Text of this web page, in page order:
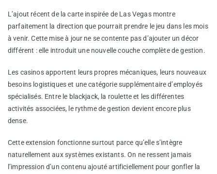
L’ajout récent de la carte inspirée de Las Vegas montre
parfaitement la direction que pourrait prendre le jeu dans les mois
à venir. Cette mise à jour ne se contente pas d’ajouter un décor
différent : elle introduit une nouvelle couche complète de gestion.
Les casinos apportent leurs propres mécaniques, leurs nouveaux
besoins logistiques et une catégorie supplémentaire d’employés
spécialisés. Entre le blackjack, la roulette et les différentes
activités associées, le rythme de gestion devient encore plus
dense.
Cette extension fonctionne surtout parce qu’elle s’intègre
naturellement aux systèmes existants. On ne ressent jamais
l’impression d’un contenu ajouté artificiellement pour gonfler la